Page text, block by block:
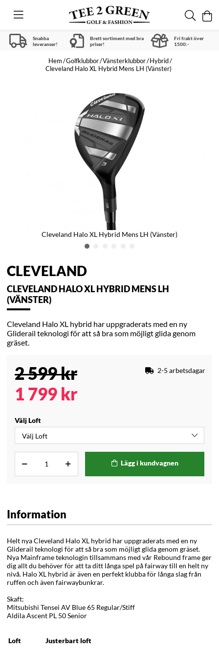
Snabba
leveranser!
Brett sortiment med bra
priser!
Fri frakt över
1500:-
Hem Golfklubbor Vänsterklubbor Hybrid
Cleveland Halo XL Hybrid Mens LH (Vänster)
Cleveland Halo XL Hybrid Mens LH (Vänster)
CLEVELAND
CLEVELAND HALO XL HYBRID MENS LH
(VÄNSTER)
Cleveland Halo XL hybrid har uppgraderats med en ny
Gliderail teknologi för att så bra som möjligt glida genom
gräset.
2 599kr
1 799 kr
2-5 arbetsdagar
Välj Loft
Lägg i kundvagnen
Information
Helt nya Cleveland Halo XL hybrid har uppgraderats med en ny
Gliderail teknologi för att så bra som möjligt glida genom gräset.
Nya Mainframe teknologin tillsammans med vår Rebound frame ger
dig allt du behöver för att ta ditt långa spel på fairway till en helt ny
nivå. Halo XL hybrid är även en perfekt klubba för långa slag från
ruffen och även fairwaybunkrar.
Skaft:
Mitsubishi Tensei AV Blue 65 Regular/Stiff
Aldila Ascent PL 50 Senior
Loft Justerbart loft